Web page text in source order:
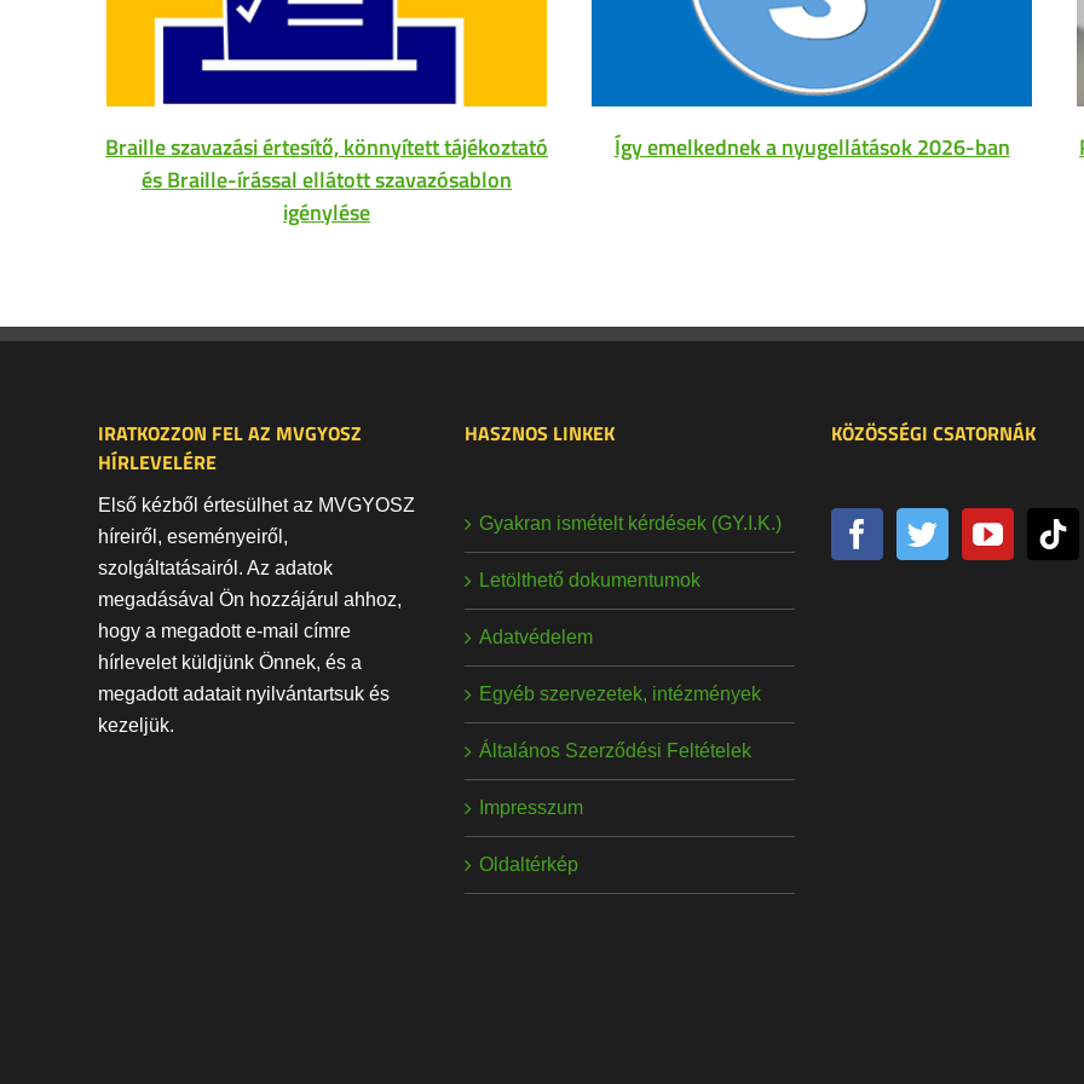
Braille szavazási értesítő, könnyített tájékoztató
és Braille-írással ellátott szavazósablon
igénylése
Így emelkednek a nyugellátások 2026-ban
IRATKOZZON FEL AZ MVGYOSZ
HÍRLEVELÉRE
Első kézből értesülhet az MVGYOSZ
híreiről, eseményeiről,
szolgáltatásairól. Az adatok
megadásával Ön hozzájárul ahhoz,
hogy a megadott e-mail címre
hírlevelet küldjünk Önnek, és a
megadott adatait nyilvántartsuk és
kezeljük.
HASZNOS LINKEK
Gyakran ismételt kérdések (GY.I.K.)
Letölthető dokumentumok
Adatvédelem
Egyéb szervezetek, intézmények
Általános Szerződési Feltételek
Impresszum
Oldaltérkép
KÖZÖSSÉGI CSATORNÁK